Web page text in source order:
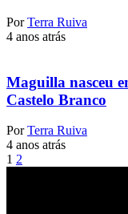
Por Terra Ruiva
4 anos atrás
Maguilla nasceu
Castelo Branco
Por Terra Ruiva
4 anos atrás
1 2